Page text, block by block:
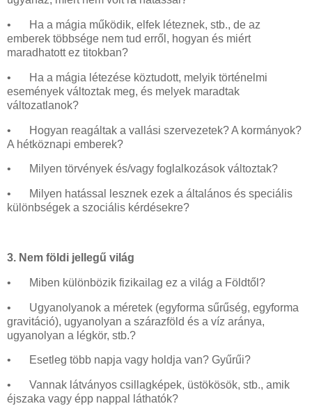
•
Ha a mágia működik, elfek léteznek, stb., de az
emberek többsége nem tud erről, hogyan és miért
maradhatott ez titokban?
•
Ha a mágia létezése köztudott, melyik történelmi
események változtak meg, és melyek maradtak
változatlanok?
•
Hogyan reagáltak a vallási szervezetek? A kormányok?
A hétköznapi emberek?
• Milyen törvények és/vagy foglalkozások változtak?
•
Milyen hatással lesznek ezek a általános és speciális
különbségek a szociális kérdésekre?
3. Nem földi jellegű világ
• Miben különbözik fizikailag ez a világ a Földtől?
•
Ugyanolyanok a méretek (egyforma sűrűség, egyforma
gravitáció), ugyanolyan a szárazföld és a víz aránya,
ugyanolyan a légkör, stb.?
• Esetleg több napja vagy holdja van? Gyűrűi?
•
Vannak látványos csillagképek, üstökösök, stb., amik
éjszaka vagy épp nappal láthatók?